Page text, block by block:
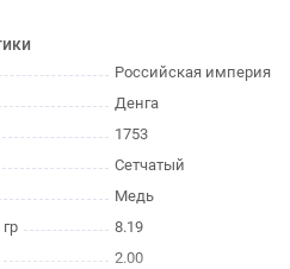
Российская империя
Денга
1753
Сетчатый
Медь
8.19
2.00